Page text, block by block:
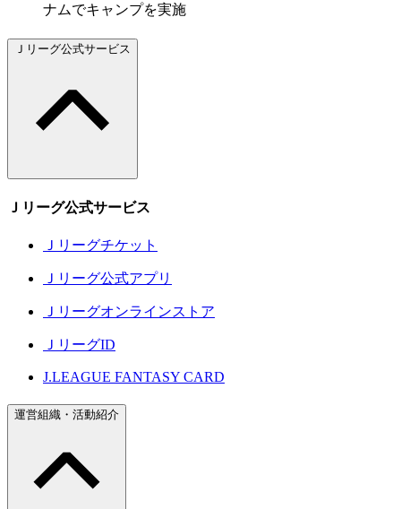
ナムでキャンプを実施
Ｊリーグ公式サービス
Ｊリーグ公式サービス
Ｊリーグチケット
Ｊリーグ公式アプリ
Ｊリーグオンラインストア
ＪリーグID
J.LEAGUE FANTASY CARD
運営組織・活動紹介